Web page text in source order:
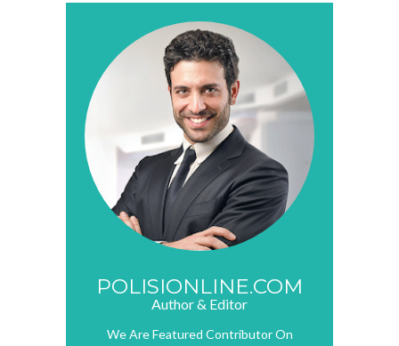
POLISIONLINE.COM
Author & Editor
We Are Featured Contributor On